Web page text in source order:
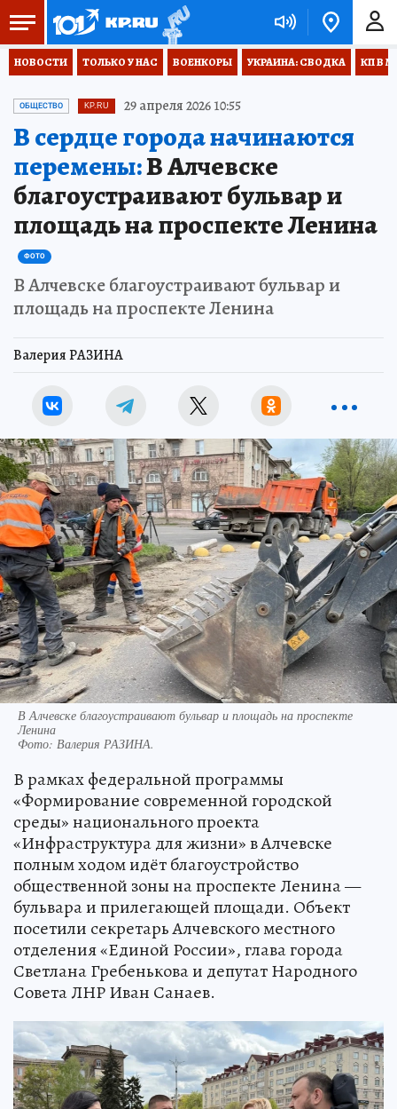
НОВОСТИ ТОЛЬКО У НАС ВОЕНКОРЫ УКРАИНА: СВОДКА КП В
ОБЩЕСТВО KP.RU 29 апреля 2026 10:55
В сердце города начинаются
перемены:В Алчевске
благоустраивают бульвар и
площадь на проспекте Ленина
ФОТО
В Алчевске благоустраивают бульвар и
площадь на проспекте Ленина
Валерия РАЗИНА
В Алчевске благоустраивают бульвар и площадь на проспекте
Ленина
Фото: Валерия РАЗИНА.
В рамках федеральной программы
«Формирование современной городской
среды» национального проекта
«Инфраструктура для жизни» в Алчевске
полным ходом идёт благоустройство
общественной зоны на проспекте Ленина —
бульвара и прилегающей площади. Объект
посетили секретарь Алчевского местного
отделения «Единой России», глава города
Светлана Гребенькова и депутат Народного
Совета ЛНР Иван Санаев.